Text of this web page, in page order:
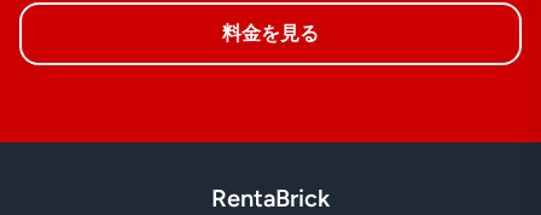
料金を見る
RentaBrick